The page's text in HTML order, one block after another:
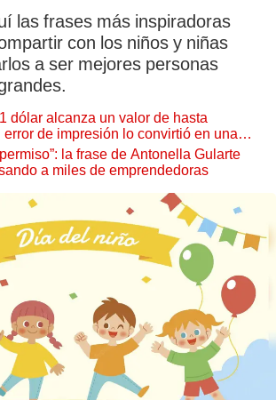
las frases más inspiradoras
con los niños y niñas
a ser mejores personas
dólar alcanza un valor de hasta
de impresión lo convirtió en una
hoy buscan coleccionistas de todo el
la frase de Antonella Gularte
a miles de emprendedoras